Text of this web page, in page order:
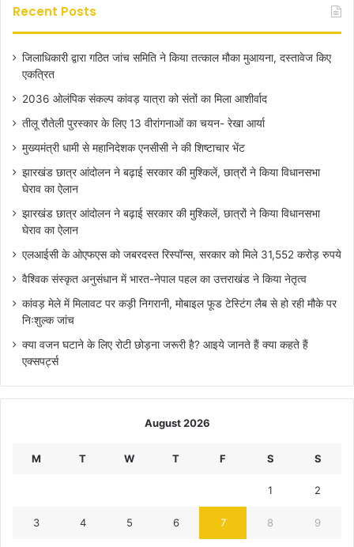
Recent Posts
जिलाधिकारी द्वारा गठित जांच समिति ने किया तत्काल मौका मुआयना, दस्तावेज किए
एकत्रित
2036 ओलंपिक संकल्प कांवड़ यात्रा को संतों का मिला आशीर्वाद
तीलू रौतेली पुरस्कार के लिए 13 वीरांगनाओं का चयन- रेखा आर्या
मुख्यमंत्री धामी से महानिदेशक एनसीसी ने की शिष्टाचार भेंट
झारखंड छात्र आंदोलन ने बढ़ाई सरकार की मुश्किलें, छात्रों ने किया विधानसभा
घेराव का ऐलान
झारखंड छात्र आंदोलन ने बढ़ाई सरकार की मुश्किलें, छात्रों ने किया विधानसभा
घेराव का ऐलान
एलआईसी के ओएफएस को जबरदस्त रिस्पॉन्स, सरकार को मिले 31,552 करोड़ रुपये
वैश्विक संस्कृत अनुसंधान में भारत-नेपाल पहल का उत्तराखंड ने किया नेतृत्व
कांवड़ मेले में मिलावट पर कड़ी निगरानी, मोबाइल फूड टेस्टिंग लैब से हो रही मौके पर
निःशुल्क जांच
क्या वजन घटाने के लिए रोटी छोड़ना जरूरी है? आइये जानते हैं क्या कहते हैं
एक्सपर्ट्स
August 2026
M T W T F S S
1 2
3 4 5 6 7 8 9